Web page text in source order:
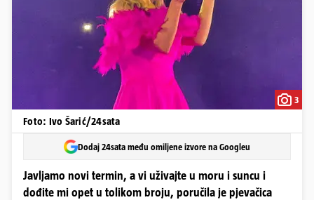
3
Foto: Ivo Šarić/24sata
Dodaj 24sata među omiljene izvore na Googleu
Javljamo novi termin, a vi uživajte u moru i suncu i
dođite mi opet u tolikom broju, poručila je pjevačica